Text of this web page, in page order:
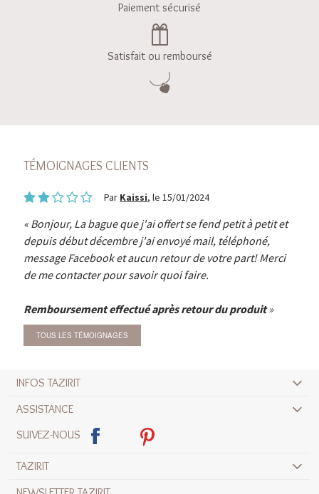
Paiement sécurisé
Satisfait ou remboursé
TÉMOIGNAGES CLIENTS
Par Kaissi, le 15/01/2024
Bonjour, La bague que j'ai offert se fend petit à petit et
depuis début décembre j'ai envoyé mail, téléphoné,
message Facebook et aucun retour de votre part! Merci
de me contacter pour savoir quoi faire.
Remboursement effectué après retour du produit
TOUS LES TÉMOIGNAGES
INFOS TAZIRIT
ASSISTANCE
SUIVEZ-NOUS
TAZIRIT